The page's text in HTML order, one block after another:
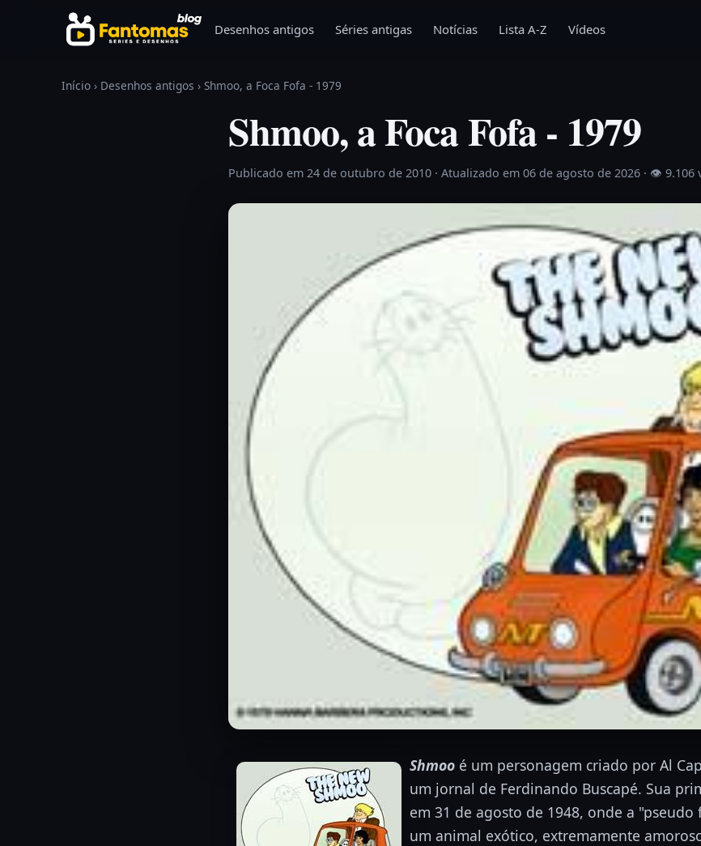
Pular para o conteúdo
Desenhos antigos Séries antigas Notícias Lista A-Z Vídeos
Início › Desenhos antigos › Shmoo, a Foca Fofa - 1979
Shmoo, a Foca Fofa - 1979
Publicado em 24 de outubro de 2010 · Atualizado em 06 de agosto de 2026 · 👁 9.106
Shmoo é um personagem criado por Al
um jornal de Ferdinando Buscapé. Sua
em 31 de agosto de 1948, onde a "pseudo
um animal exótico, extremamente